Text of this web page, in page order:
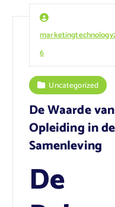
6
Uncategorized
De Waarde
Opleiding in
Samenleving
De